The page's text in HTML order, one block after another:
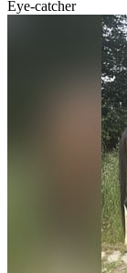
Eye-catcher